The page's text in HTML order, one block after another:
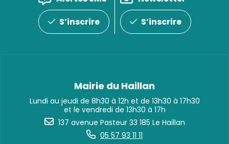
S’inscrire
S’inscrire
Mairie du Haillan
Lundi au jeudi de 8h30 à 12h et de 13h30 à 17h30
et le vendredi de 13h30 à 17h
137 avenue Pasteur 33 185 Le Haillan
05 57 93 11 11